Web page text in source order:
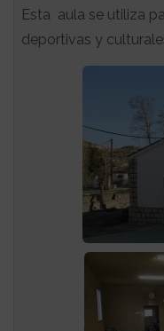
Esta aula se utiliza
deportivas y